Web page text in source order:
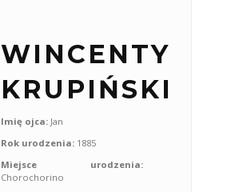
WINCENTY
KRUPIŃSKI
Imię ojca: Jan
Rok urodzenia: 1885
Miejsce urodzenia:
Chorochorino